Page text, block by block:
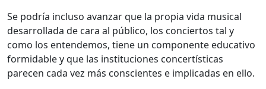
Se podría incluso avanzar que la propia vida musical
desarrollada de cara al público, los conciertos tal y
como los entendemos, tiene un componente educativo
formidable y que las instituciones concertísticas
parecen cada vez más conscientes e implicadas en ello.